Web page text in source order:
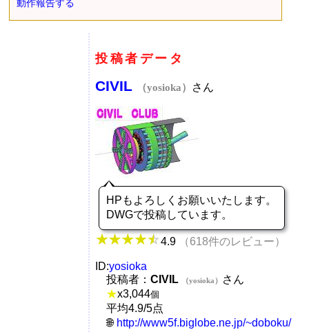
動作報告する
投稿者データ
CIVIL （yosioka） さん
HPもよろしくお願いいたします。
DWGで投稿しています。
4.9 （618件のレビュー）
ID:yosioka
投稿者： CIVIL （yosioka）
さん
★x3,044個
平均4.9/5点
http://www5f.biglobe.ne.jp/~doboku/